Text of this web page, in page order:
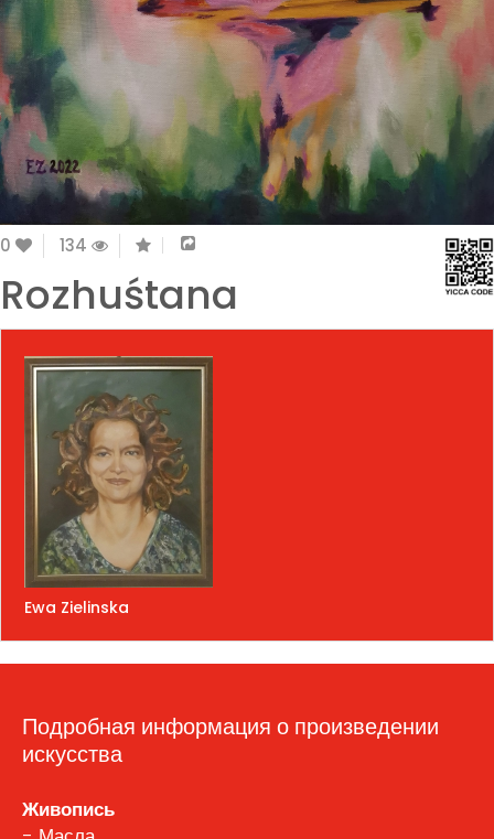
0 134
Rozhuśtana
Ewa Zielinska
Подробная информация о произведении
искусства
Живопись